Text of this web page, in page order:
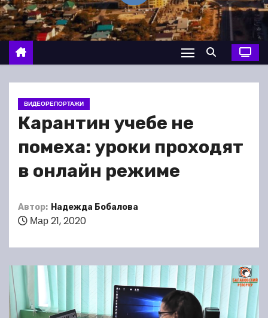
о
м
у
ВИДЕОРЕПОРТАЖИ
Карантин учебе не
помеха: уроки проходят
в онлайн режиме
Автор: Надежда Бобалова
Мар 21, 2020